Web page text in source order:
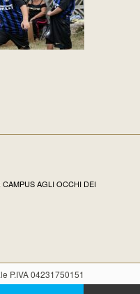
AGLI OCCHI DEI
P.IVA 04231750151